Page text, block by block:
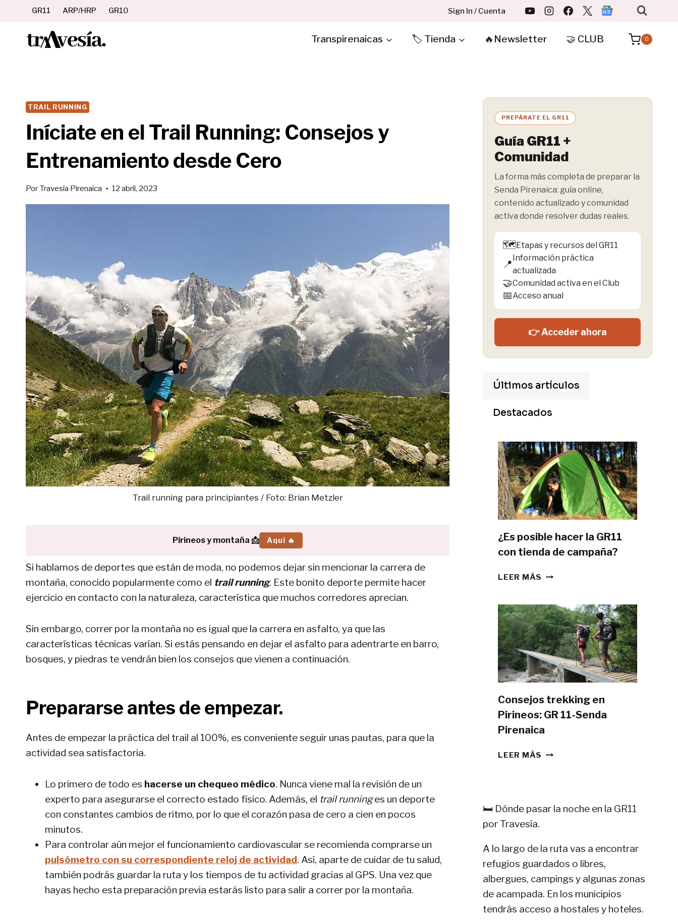
contenido
GR11 ARP/HRP GR10 Sign In / Cuenta
Transpirenaicas 🏷️ Tienda 🔥Newsletter 🤝 CLUB 0
TRAIL RUNNING
Iníciate en el Trail Running: Consejos y
Entrenamiento desde Cero
Por Travesía Pirenaica 12 abril, 2023
Trail running para principiantes / Foto: Brian Metzler
Pirineos y montaña 📩 Aquí 🔥
Si hablamos de deportes que están de moda, no podemos dejar sin mencionar la carrera de
montaña, conocido popularmente como el trail running. Este bonito deporte permite hacer
ejercicio en contacto con la naturaleza, característica que muchos corredores aprecian.
Sin embargo, correr por la montaña no es igual que la carrera en asfalto, ya que las
características técnicas varían. Si estás pensando en dejar el asfalto para adentrarte en barro,
bosques, y piedras te vendrán bien los consejos que vienen a continuación.
Prepararse antes de empezar.
Antes de empezar la práctica del trail al 100%, es conveniente seguir unas pautas, para que la
actividad sea satisfactoria.
Lo primero de todo es hacerse un chequeo médico. Nunca viene mal la revisión de un
experto para asegurarse el correcto estado físico. Además, el trail runninges un deporte
con constantes cambios de ritmo, por lo que el corazón pasa de cero a cien en pocos
minutos.
Para controlar aún mejor el funcionamiento cardiovascular se recomienda comprarse un
pulsómetro con su correspondiente reloj de actividad. Así, aparte de cuidar de tu salud,
también podrás guardar la ruta y los tiempos de tu actividad gracias al GPS. Una vez que
hayas hecho esta preparación previa estarás listo para salir a correr por la montaña.
PREPÁRATE EL GR11
Guía GR11 +
Comunidad
La forma más completa de preparar la
Senda Pirenaica: guía online,
contenido actualizado y comunidad
activa donde resolver dudas reales.
🗺️Etapas y recursos del GR11
📍
Información práctica
actualizada
🤝Comunidad activa en el Club
📅Acceso anual
👉 Acceder ahora
Últimos artículos
Destacados
¿Es posible hacer la GR11
con tienda de campaña?
LEER MÁS ¿ES
LA
GR11
CON
TIENDA
DE
CAMPAÑA?
Consejos trekking en
Pirineos: GR 11-Senda
Pirenaica
LEER MÁS CONSEJOS
11-
🛏️ Dónde pasar la noche en la GR11
por Travesía.
A lo largo de la ruta vas a encontrar
refugios guardados o libres,
albergues, campings y algunas zonas
de acampada. En los municipios
tendrás acceso a hostales y hoteles.